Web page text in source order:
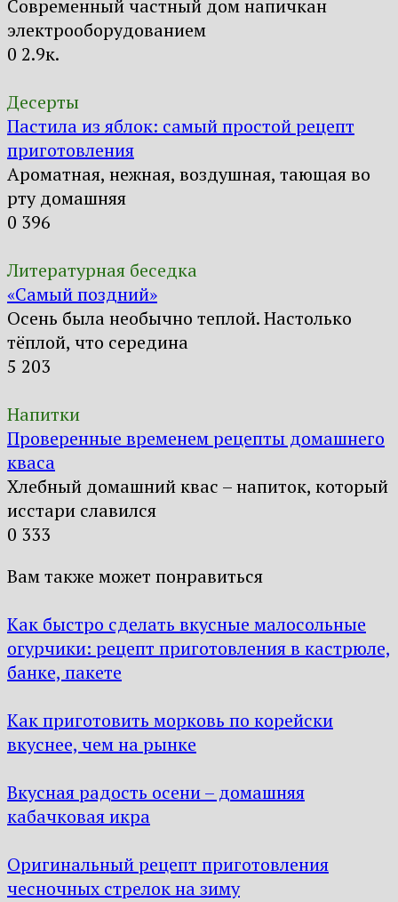
Современный частный дом напичкан
электрооборудованием
0 2.9к.
Десерты
Пастила из яблок: самый простой рецепт
приготовления
Ароматная, нежная, воздушная, тающая во
рту домашняя
0 396
Литературная беседка
«Самый поздний»
Осень была необычно теплой. Настолько
тёплой, что середина
5 203
Напитки
Проверенные временем рецепты домашнего
кваса
Хлебный домашний квас – напиток, который
исстари славился
0 333
Вам также может понравиться
Как быстро сделать вкусные малосольные
огурчики: рецепт приготовления в кастрюле,
банке, пакете
Как приготовить морковь по корейски
вкуснее, чем на рынке
Вкусная радость осени – домашняя
кабачковая икра
Оригинальный рецепт приготовления
чесночных стрелок на зиму